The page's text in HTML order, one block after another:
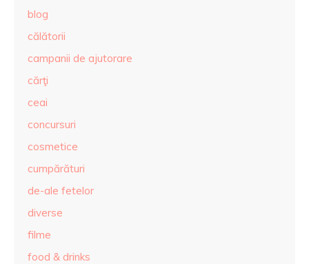
blog
călătorii
campanii de ajutorare
cărţi
ceai
concursuri
cosmetice
cumpărături
de-ale fetelor
diverse
filme
food & drinks